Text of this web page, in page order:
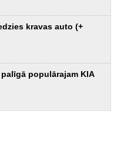
kravas auto (+
populārajam KIA